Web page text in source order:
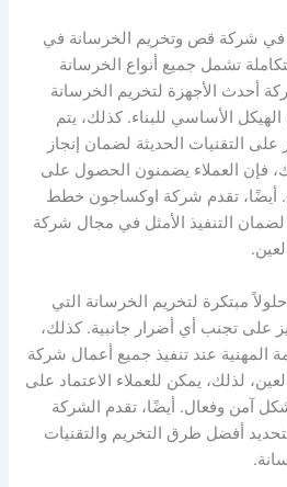
في شركة قص وتخريم الخرسانة في
تشمل جميع أنواع الخرسانة
أحدث الأجهزة لتخريم الخرسانة
الأساسي للبناء. كذلك، يتم
التقنيات الحديثة لضمان إنجاز
فإن العملاء يضمنون الحصول على
أيضًا، تقدم شركة اوكساجون خطط
التنفيذ الأمثل في مجال شركة
مبتكرة لتخريم الخرسانة التي
على تجنب أي أضرار جانبية. كذلك،
المهنية عند تنفيذ جميع أعمال شركة
لذلك، يمكن للعملاء الاعتماد على
آمن وفعال. أيضًا، تقدم الشركة
أفضل طرق التخريم والتقنيات